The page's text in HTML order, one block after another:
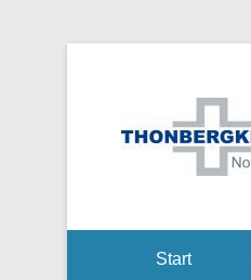
Start